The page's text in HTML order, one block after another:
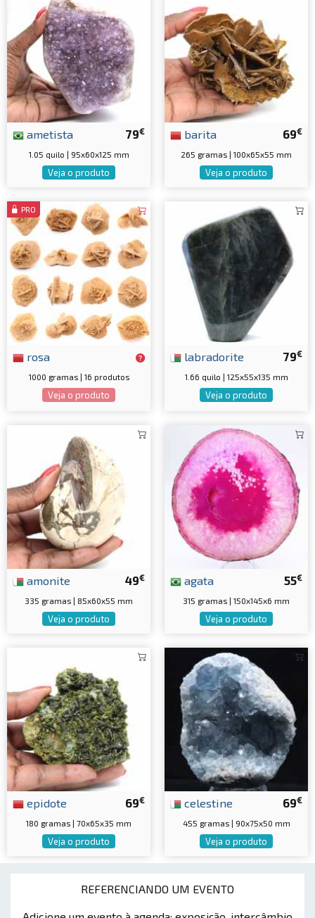
REFERENCIANDO UM EVENTO
79€
ametista
1.05 quilo | 95x60x125 mm
Veja o produto
69€
barita
265 gramas | 100x65x55 mm
Veja o produto
PRO
rosa
1000 gramas | 16 produtos
Veja o produto
79€
labradorite
1.66 quilo | 125x55x135 mm
Veja o produto
49€
amonite
335 gramas | 85x60x55 mm
Veja o produto
55€
agata
315 gramas | 150x145x6 mm
Veja o produto
69€
epidote
180 gramas | 70x65x35 mm
Veja o produto
69€
celestine
455 gramas | 90x75x50 mm
Veja o produto